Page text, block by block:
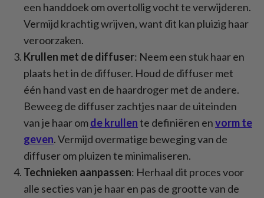
een handdoek om overtollig vocht te verwijderen.
Vermijd krachtig wrijven, want dit kan pluizig haar
veroorzaken.
Krullen met de diffuser: Neem een stuk haar en
plaats het in de diffuser. Houd de diffuser met
één hand vast en de haardroger met de andere.
Beweeg de diffuser zachtjes naar de uiteinden
van je haar omde krullente definiëren envorm te
geven. Vermijd overmatige beweging van de
diffuser om pluizen te minimaliseren.
Technieken aanpassen: Herhaal dit proces voor
alle secties van je haar en pas de grootte van de